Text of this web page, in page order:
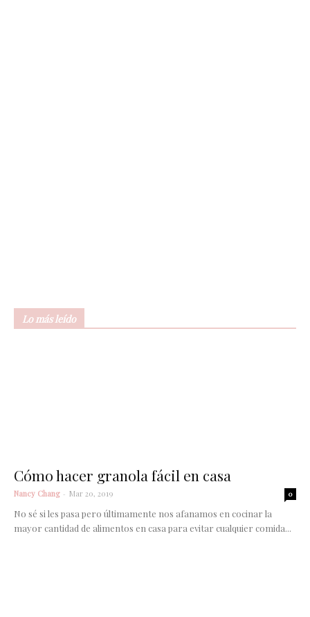
Lo más leído
Cómo hacer granola fácil en casa
Nancy Chang - Mar 20, 2019 0
No sé si les pasa pero últimamente nos afanamos en cocinar la
mayor cantidad de alimentos en casa para evitar cualquier comida...